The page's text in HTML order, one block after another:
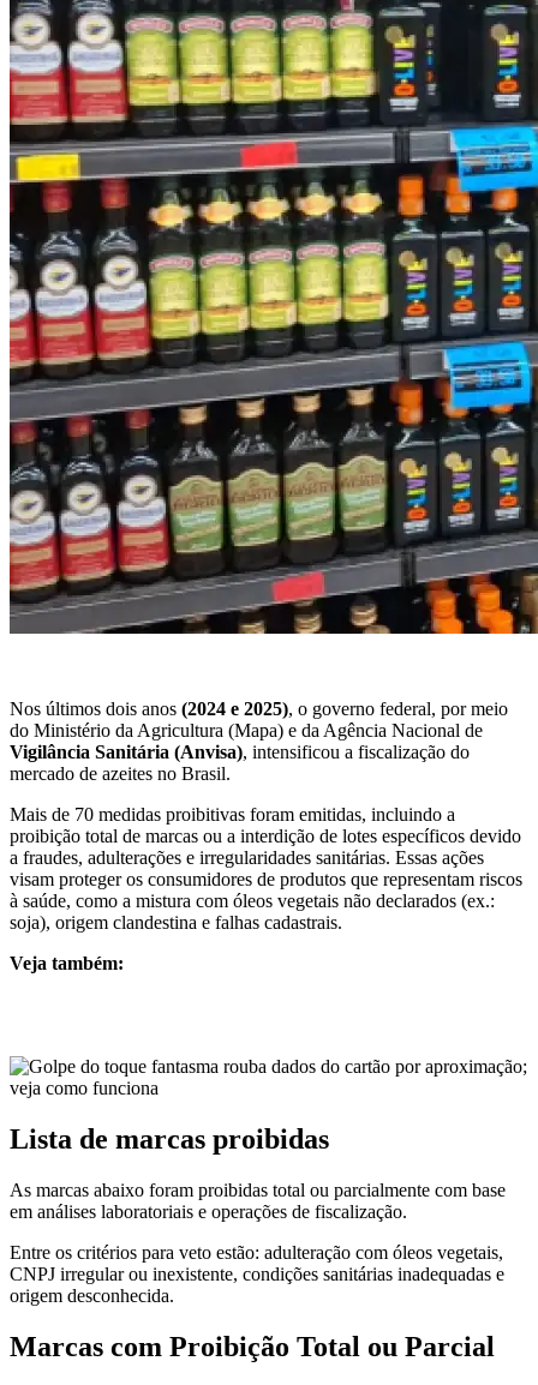
Nos últimos dois anos (2024 e 2025), o governo federal, por meio
do Ministério da Agricultura (Mapa) e da Agência Nacional de
Vigilância Sanitária (Anvisa), intensificou a fiscalização do
mercado de azeites no Brasil.
Mais de 70 medidas proibitivas foram emitidas, incluindo a
proibição total de marcas ou a interdição de lotes específicos devido
a fraudes, adulterações e irregularidades sanitárias. Essas ações
visam proteger os consumidores de produtos que representam riscos
à saúde, como a mistura com óleos vegetais não declarados (ex.:
soja), origem clandestina e falhas cadastrais.
Veja também:
Lista de marcas proibidas
As marcas abaixo foram proibidas total ou parcialmente com base
em análises laboratoriais e operações de fiscalização.
Entre os critérios para veto estão: adulteração com óleos vegetais,
CNPJ irregular ou inexistente, condições sanitárias inadequadas e
origem desconhecida.
Marcas com Proibição Total ou Parcial